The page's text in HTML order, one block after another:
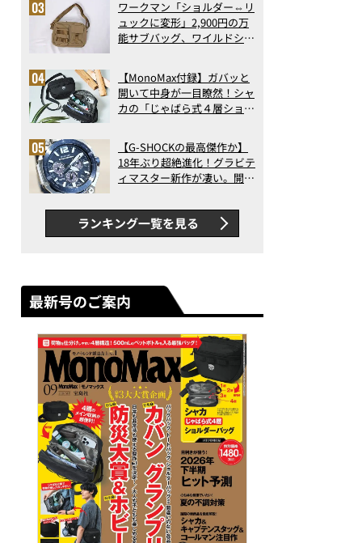
アの実力
ワークマン「ショルダー⇔リ
ュックに変形」2,900円の万
能サブバッグ、ワイルドシン
記事ランキングベスト3】
（2026年6月版）
【MonoMax付録】ガバッと
開いて中身が一目瞭然！シャ
カの「じゃばら式４層ショル
った！
【G-SHOCKの最高傑作か】
18年ぶり超絶進化！グラビテ
ィマスター新作が凄い。開発
新ムーブメントの衝撃
ランキング一覧を見る
最新号のご案内